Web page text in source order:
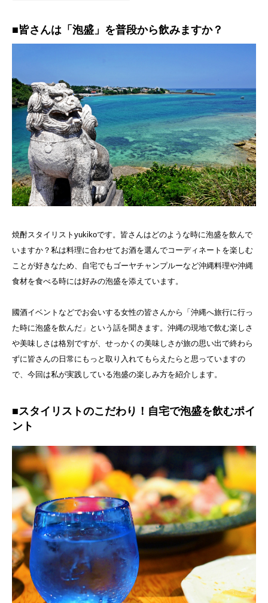
■皆さんは「泡盛」を普段から飲みますか？
焼酎スタイリストyukikoです。皆さんはどのような時に泡盛を飲んで
いますか？私は料理に合わせてお酒を選んでコーディネートを楽しむ
ことが好きなため、自宅でもゴーヤチャンプルーなど沖縄料理や沖縄
食材を食べる時には好みの泡盛を添えています。
國酒イベントなどでお会いする女性の皆さんから「沖縄へ旅行に行っ
た時に泡盛を飲んだ」という話を聞きます。沖縄の現地で飲む楽しさ
や美味しさは格別ですが、せっかくの美味しさが旅の思い出で終わら
ずに皆さんの日常にもっと取り入れてもらえたらと思っていますの
で、今回は私が実践している泡盛の楽しみ方を紹介します。
■スタイリストのこだわり！自宅で泡盛を飲むポイ
ント